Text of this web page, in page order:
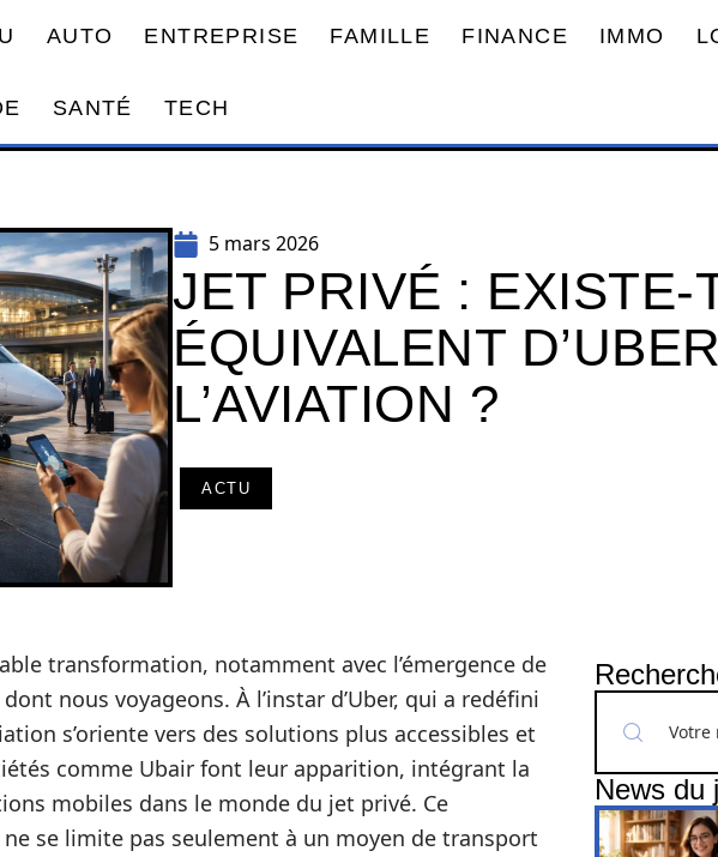
AUTO ENTREPRISE FAMILLE FINANCE IMMO
SANTÉ TECH
5 mars 2026
JET PRIVÉ : EXISTE-
ÉQUIVALENT
L’AVIATION ?
ACTU
transformation, notamment avec l’émergence de
nous voyageons. À l’instar d’Uber, qui a redéfini
s’oriente vers des solutions plus accessibles et
comme Ubair font leur apparition, intégrant la
mobiles dans le monde du jet privé. Ce
se limite pas seulement à un moyen de transport
News du